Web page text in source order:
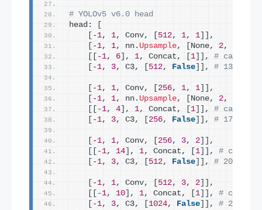
# YOLOv5 v6.0 head
head:
[
[ -1, 1, Conv, [512, 1, 1]] ,
[ -1, 1, nn. Upsample, [None, 2,
[[ -1, 6] , 1, Concat, [1]] , # cat
[ -1, 3, C3, [512, False]] , # 13
[ -1, 1, Conv, [256, 1, 1]] ,
[ -1, 1, nn. Upsample, [None, 2,
[[ -1, 4] , 1, Concat, [1]] , # cat
[ -1, 3, C3, [256, False]] , # 17 (P3/
[ -1, 1, Conv, [256, 3, 2]] ,
[[ -1, 14] , 1, Concat, [1]] , # cat
[ -1, 3, C3, [512, False]] , # 20 (P4/
[ -1, 1, Conv, [512, 3, 2]] ,
[[ -1, 10] , 1, Concat, [1]] , # cat
[ -1, 3, C3, [1024, False]] , # 23